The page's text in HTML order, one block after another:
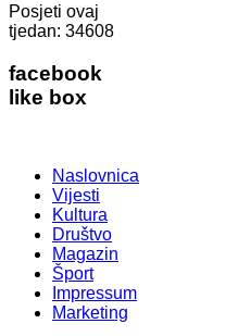
Posjeti ovaj
tjedan: 34608
facebook
like box
Naslovnica
Vijesti
Kultura
Društvo
Magazin
Šport
Impressum
Marketing